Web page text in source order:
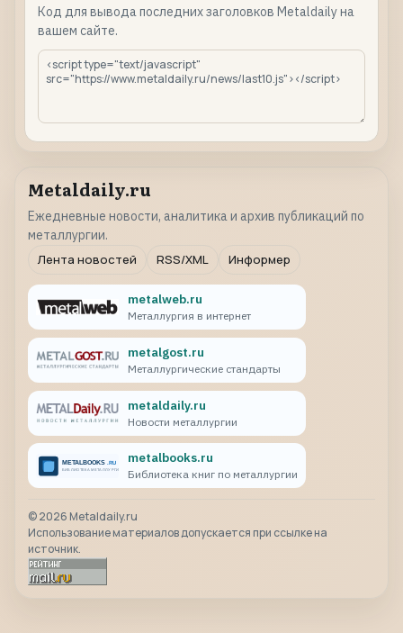
Код для вывода последних заголовков Metaldaily на
вашем сайте.
Metaldaily.ru
Ежедневные новости, аналитика и архив публикаций по
металлургии.
Лента новостей
RSS/XML Информер
metalweb.ru
Металлургия в интернет
metalgost.ru
Металлургические стандарты
metaldaily.ru
Новости металлургии
metalbooks.ru
Библиотека книг по металлургии
©2026 Metaldaily.ru
Использование материалов допускается при ссылке на
источник.